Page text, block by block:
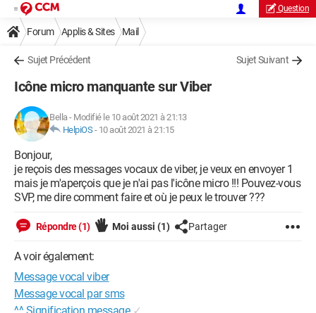
Question
Forum Applis & Sites Mail
Sujet Précédent Sujet Suivant
Icône micro manquante sur Viber
Bella- Modifié le 10 août 2021 à 21:13
HelpiOS- 10 août 2021 à 21:15
Bonjour,
je reçois des messages vocaux de viber, je veux en envoyer 1
mais je m'aperçois que je n'ai pas l'icône micro !!! Pouvez-vous
SVP, me dire comment faire et où je peux le trouver ???
Répondre (1) Moi aussi (1) Partager
A voir également:
Message vocal viber
Message vocal par sms